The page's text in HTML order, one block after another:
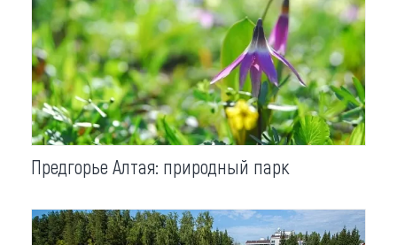
Предгорье Алтая: природный парк